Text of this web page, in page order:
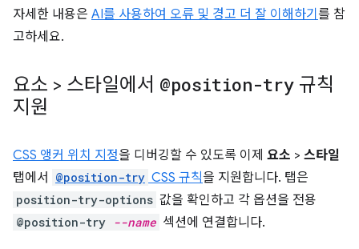
자세한 내용은 AI를 사용하여 오류 및 경고 더 잘 이해하기 를 참
고하세요.
요소 > 스타일에서 @position-try 규칙
지원
CSS 앵커 위치 지정을 디버깅할 수 있도록 이제 요소 > 스타일
탭에서
@position-try CSS 규칙을 지원합니다. 탭은
position-try-options 값을 확인하고 각 옵션을 전용
@position-try --name 섹션에 연결합니다.